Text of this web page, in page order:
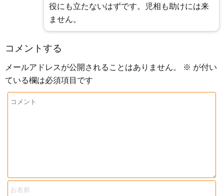
役にも立たないはずです。児相も助けには来
ません。
コメントする
メールアドレスが公開されることはありません。 ※ が付い
ている欄は必須項目です